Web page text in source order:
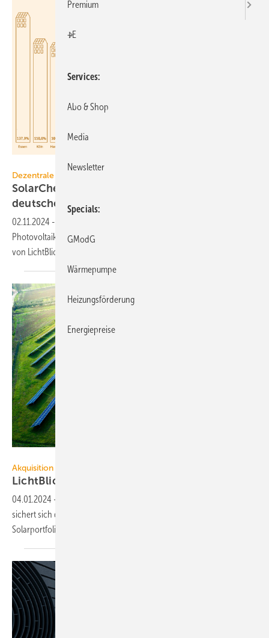
Dezentrale Energiewende
SolarCheck 2024: PV-Zubau-Ranking für
deutsche
Metropolen
02.11.2024 -
Photovoltaik-Anlagen berücksichtigt – das zeigt der SolarCheck 2024
von
LichtBlick.
Akquisition
LichtBlick und solargrün schließen sich
04.01.2024 -
sichert sich der Energieversorger LichtBlick den Zugang zu einem
Solarportfolio mit über
Premium
+E
Services
Abo & Shop
Media
Newsletter
Specials
GModG
Wärmepumpe
Heizungsförderung
Energiepreise